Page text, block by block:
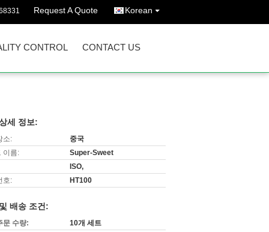
Request A Quote Korean
CONTROL CONTACT US
세 정보:
소:
중국
이름:
Super-Sweet
ISO,
호:
HT100
배송 조건:
문 수량:
10개 세트